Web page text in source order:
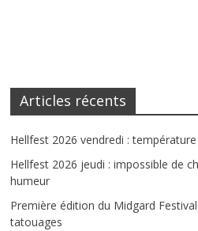
Articles récents
Hellfest 2026 vendredi :
Hellfest 2026 jeudi : impossible de
humeur
Première édition du Midgard
tatouages